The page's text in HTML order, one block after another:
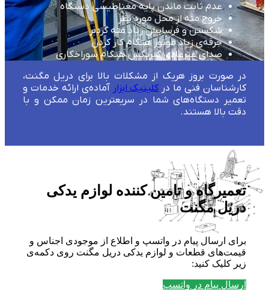
عدم ثابت ماندن پایه مغناطیسی دستگاه
خروج مته از محل مورد نظر
شکستن و فرسایش زیاد مته گردبر
جرقه‌ی زیاد موتور هنگام کار کردن
صدای غیرعادی گیربکس هنگام سوراخکاری
در صورت بروز هریک از مشکلات بالا برای دریل مگنت،
کارشناسان فنی ما در کلینیک ابزار آماده‌ی ارائه خدمات و
تعمیر دستگاه‌های شما در سریعترین زمان ممکن و با
دقت بالا هستند.
تعمیرگاه و تامین کننده لوازم یدکی
دریل مگنت
برای ارسال پیام در واتسپ و اطلاع از موجودی اجناس و
قیمت‌های قطعات و لوازم یدکی دریل مگنت روی دکمه‌ی
زیر کلیک کنید:
ارسال پیام در واتسپ